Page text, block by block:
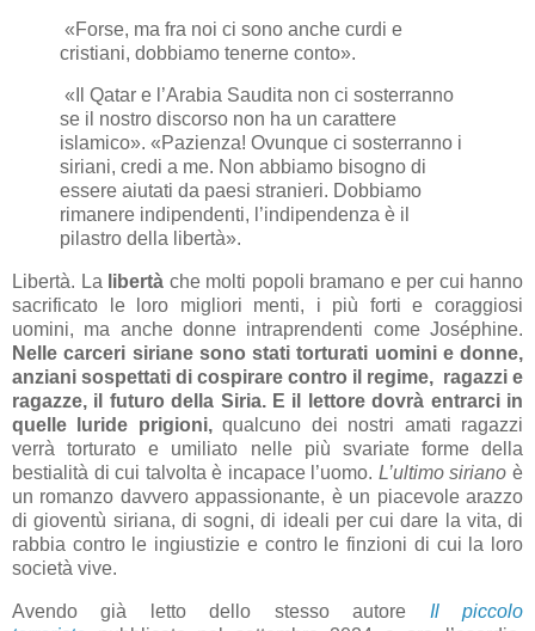
«Forse, ma fra noi ci sono anche curdi e
cristiani, dobbiamo tenerne conto».
«Il Qatar e l’Arabia Saudita non ci sosterranno
se il nostro discorso non ha un carattere
islamico». «Pazienza! Ovunque ci sosterranno i
siriani, credi a me. Non abbiamo bisogno di
essere aiutati da paesi stranieri. Dobbiamo
rimanere indipendenti, l’indipendenza è il
pilastro della libertà».
Libertà. La libertà che molti popoli bramano e per cui hanno
sacrificato le loro migliori menti, i più forti e coraggiosi
uomini, ma anche donne intraprendenti come Joséphine.
Nelle carceri siriane sono stati torturati uomini e donne,
anziani sospettati di cospirare contro il regime, ragazzi e
ragazze, il futuro della Siria. E il lettore dovrà entrarci in
quelle luride prigioni,qualcuno dei nostri amati ragazzi
verrà torturato e umiliato nelle più svariate forme della
bestialità di cui talvolta è incapace l’uomo. L’ultimo sirianoè
un romanzo davvero appassionante, è un piacevole arazzo
di gioventù siriana, di sogni, di ideali per cui dare la vita, di
rabbia contro le ingiustizie e contro le finzioni di cui la loro
società vive.
Avendo già letto dello stesso autore Il piccolo